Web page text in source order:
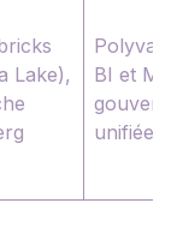
Lake),
BI et ML,
unifiée.